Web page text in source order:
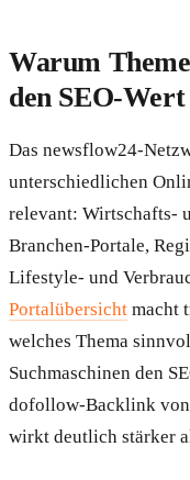
Warum
den SEO-
Das newsflow24-
unterschiedlichen
relevant: Wirtschafts-
Branchen-Portale,
Lifestyle- und
Portalübersicht macht
welches Thema
Suchmaschinen den
dofollow-Backlink von
wirkt deutlich stärker